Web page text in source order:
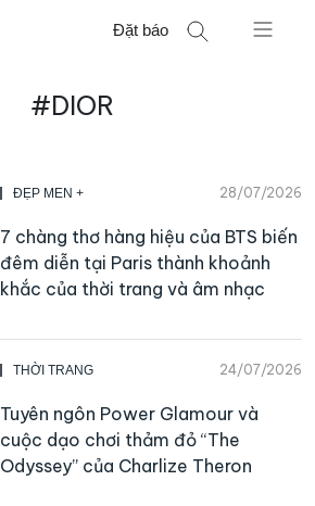
Đặt báo
#DIOR
ĐẸP MEN + 28/07/2026
7 chàng thơ hàng hiệu của BTS biến
đêm diễn tại Paris thành khoảnh
khắc của thời trang và âm nhạc
THỜI TRANG 24/07/2026
Tuyên ngôn Power Glamour và
cuộc dạo chơi thảm đỏ “The
Odyssey” của Charlize Theron